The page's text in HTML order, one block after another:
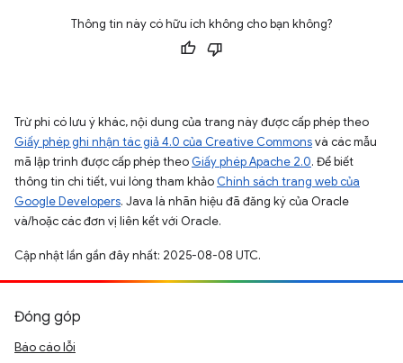
Thông tin này có hữu ích không cho bạn không?
Trừ phi có lưu ý khác, nội dung của trang này được cấp phép theo
Giấy phép ghi nhận tác giả 4.0 của Creative Commonsvà các mẫu
mã lập trình được cấp phép theo Giấy phép Apache 2.0. Để biết
thông tin chi tiết, vui lòng tham khảo Chính sách trang web của
Google Developers. Java là nhãn hiệu đã đăng ký của Oracle
và/hoặc các đơn vị liên kết với Oracle.
Cập nhật lần gần đây nhất: 2025-08-08 UTC.
Đóng góp
Báo cáo lỗi